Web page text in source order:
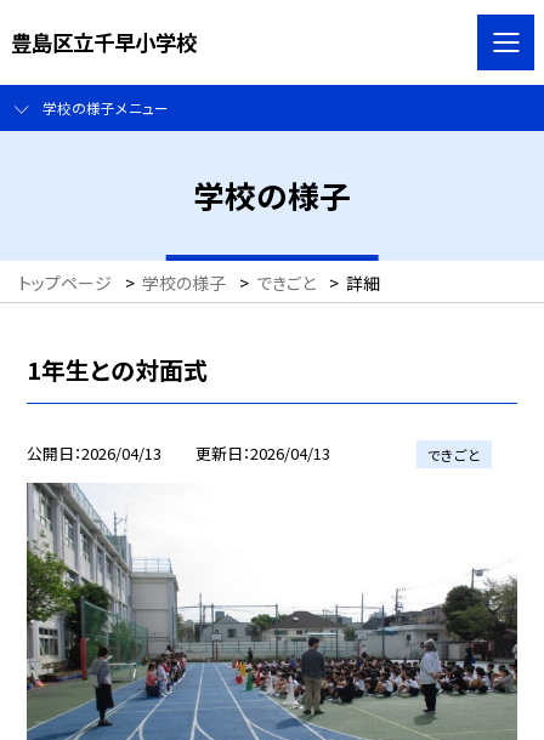
豊島区立千早小学校
学校の様子メニュー
学校の様子
トップページ > 学校の様子 > できごと > 詳細
1年生との対面式
公開日 2026/04/13 更新日 2026/04/13 できごと